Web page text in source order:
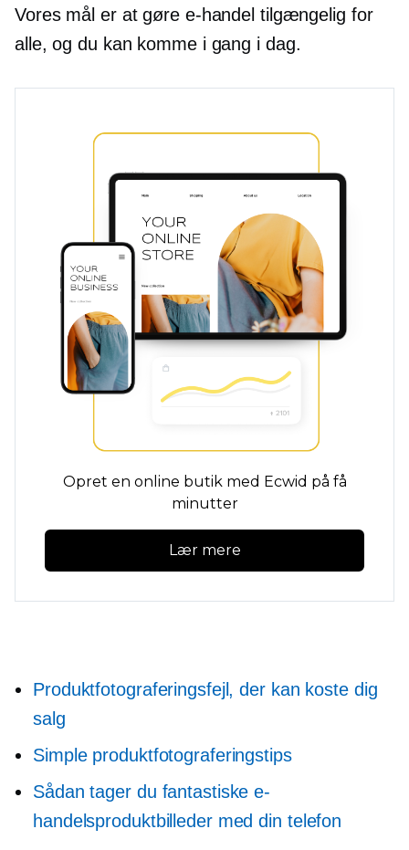
Vores mål er at gøre e-handel tilgængelig for
alle, og du kan komme i gang i dag.
Opret en online butik med Ecwid på få
minutter
Lær mere
Produktfotograferingsfejl, der kan koste dig
salg
Simple produktfotograferingstips
Sådan tager du fantastiske e-
handelsproduktbilleder med din telefon